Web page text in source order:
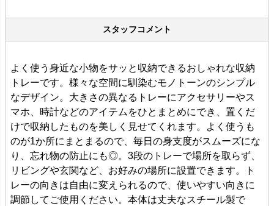
スタッフコメント
よく使う身近な小物をサッと収納できるおしゃれな収納
トレーです。様々な空間に馴染むモノトーンのシンプル
なデザイン。大きさの異なるトレーにアクセサリーやス
マホ、時計などのアイテムをひとまとめにでき、置くだ
けで収納したものを美しく見せてくれます。よく使うも
のが1か所にまとまるので、毎日の身支度がスムーズにな
り、忘れ物の防止にも◎。3段のトレーで場所を取らず、
リビングや玄関など、お好みの場所に設置できます。ト
レーの向きは自由に変えられるので、使いやすい向きに
調節してご使用ください。本体は丈夫なスチール製で